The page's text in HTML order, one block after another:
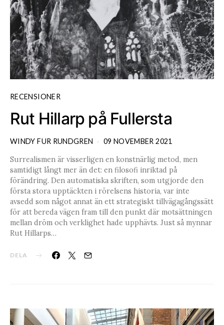
RECENSIONER
Rut Hillarp på Fullersta
WINDY FUR RUNDGREN 09 NOVEMBER 2021
Surrealismen är visserligen en konstnärlig metod, men
samtidigt långt mer än det: en filosofi inriktad på
förändring. Den automatiska skriften, som utgjorde den
första stora upptäckten i rörelsens historia, var inte
avsedd som något annat än ett strategiskt tillvägagångssätt
för att bereda vägen fram till den punkt där motsättningen
mellan dröm och verklighet hade upphävts. Just så mynnar
Rut Hillarps…
DELA